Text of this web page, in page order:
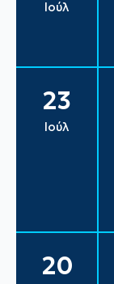
Ιούλ
23
Ιούλ
20